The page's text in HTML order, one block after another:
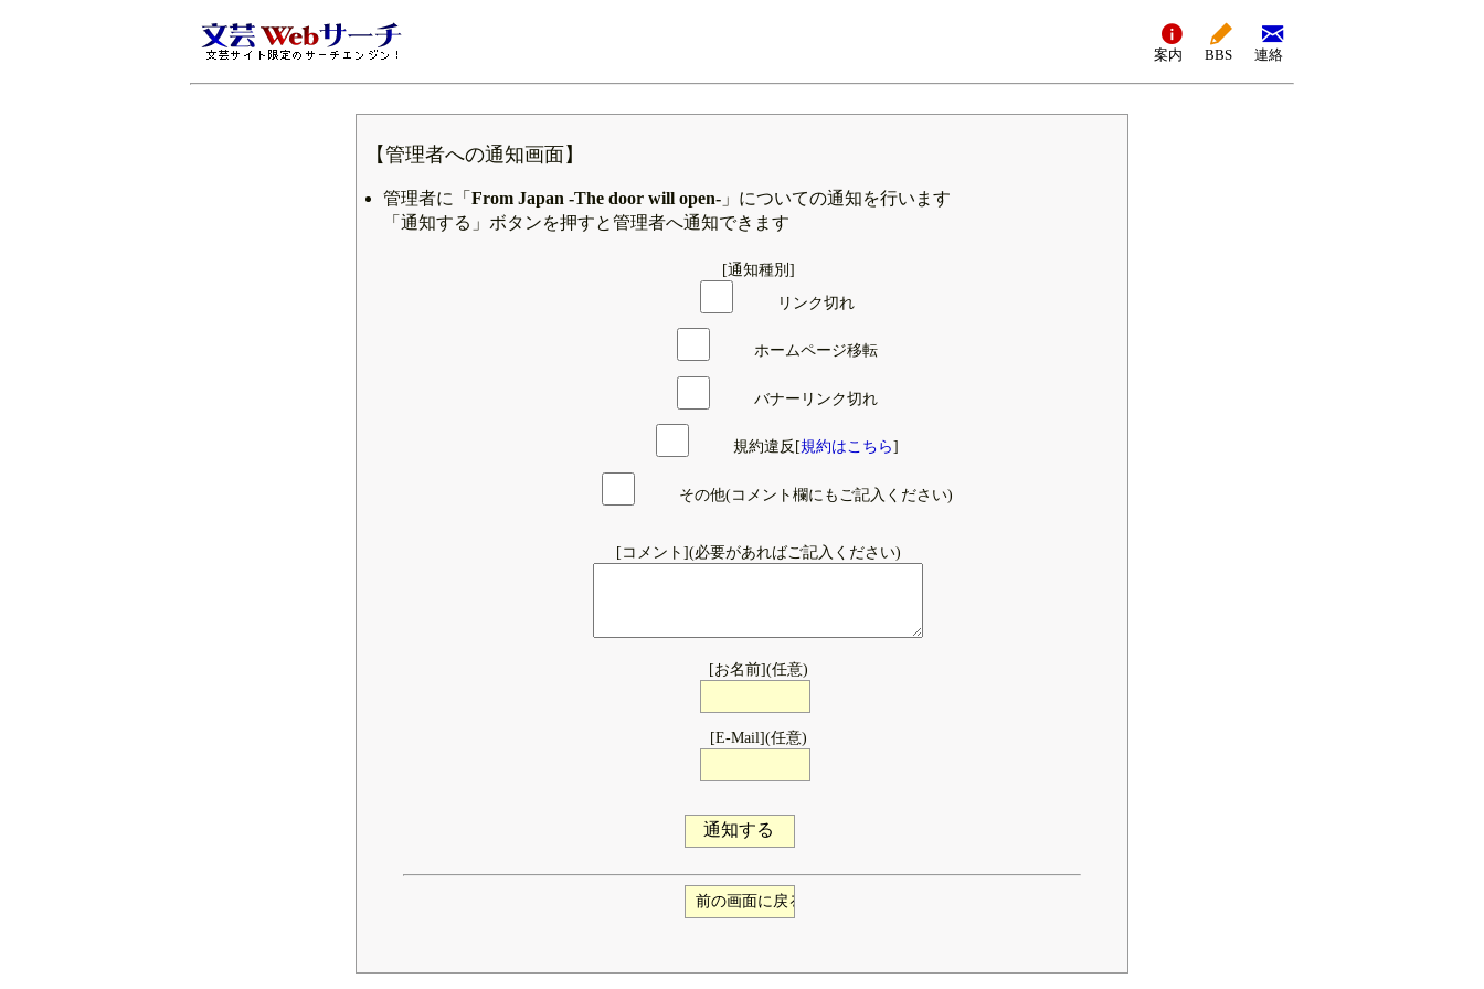
案内 BBS 連絡
【管理者への通知画面】
管理者に「 From Japan -The door will open- 」についての通知を行います
「通知する」ボタンを押すと管理者へ通知できます
[通知種別]
リンク切れ
ホームページ移転
バナーリンク切れ
規約違反[規約はこちら]
その他(コメント欄にもご記入ください)
[コメント](必要があればご記入ください)
[お名前](任意)
[E-Mail](任意)